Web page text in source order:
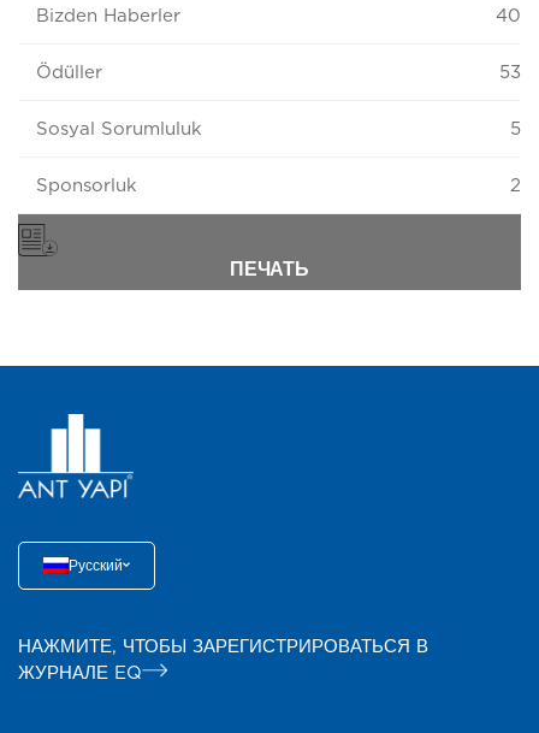
Bizden Haberler 40
Ödüller 53
Sosyal Sorumluluk 5
Sponsorluk 2
ПЕЧАТЬ
Русский
НАЖМИТЕ, ЧТОБЫ ЗАРЕГИСТРИРОВАТЬСЯ В
ЖУРНАЛЕ EQ